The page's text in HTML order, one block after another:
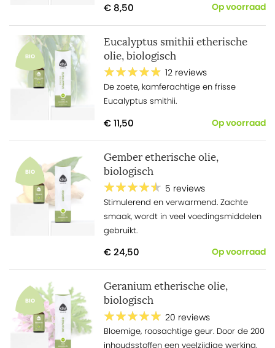
€ 8,50 Op voorraad
BIO
Eucalyptus smithii etherische
olie, biologisch
12 reviews
De zoete, kamferachtige en frisse
Eucalyptus smithii.
€ 11,50 Op voorraad
BIO
Gember etherische olie,
biologisch
5 reviews
Stimulerend en verwarmend. Zachte
smaak, wordt in veel voedingsmiddelen
gebruikt.
€ 24,50 Op voorraad
BIO
Geranium etherische olie,
biologisch
20 reviews
Bloemige, roosachtige geur. Door de 200
inhoudsstoffen een veelzijdige werking.